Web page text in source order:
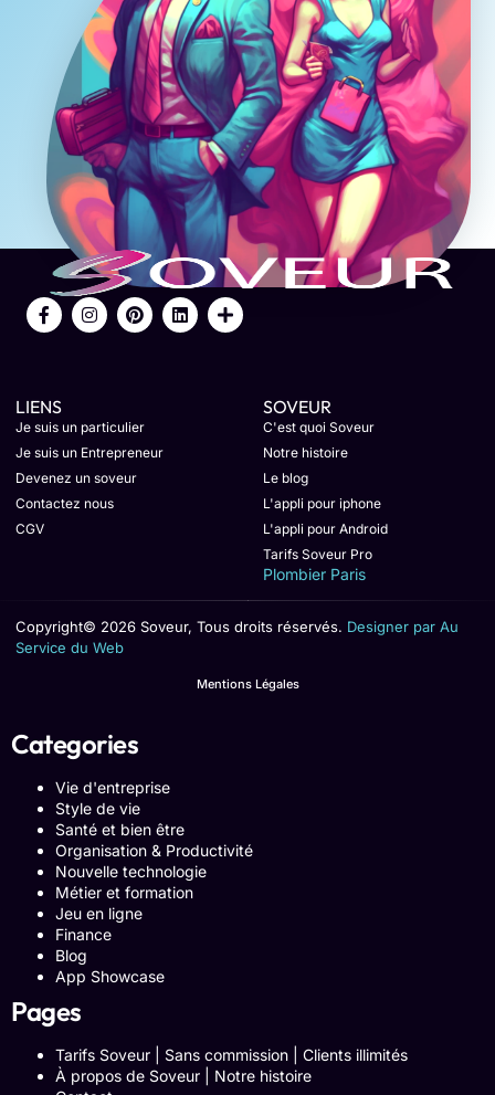
LIENS
Je suis un particulier
Je suis un Entrepreneur
Devenez un soveur
Contactez nous
CGV
SOVEUR
C'est quoi Soveur
Notre histoire
Le blog
L'appli pour iphone
L'appli pour Android
Tarifs Soveur Pro
Plombier Paris
Copyright© 2026 Soveur, Tous droits réservés. Designer par Au
Service du Web
Mentions Légales
Categories
Vie d'entreprise
Style de vie
Santé et bien être
Organisation & Productivité
Nouvelle technologie
Métier et formation
Jeu en ligne
Finance
Blog
App Showcase
Pages
Tarifs Soveur | Sans commission | Clients illimités
À propos de Soveur | Notre histoire